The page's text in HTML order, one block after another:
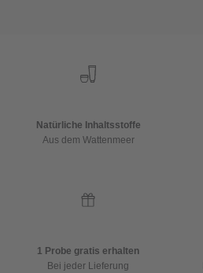
Natürliche Inhaltsstoffe
Aus dem Wattenmeer
1 Probe gratis erhalten
Bei jeder Lieferung